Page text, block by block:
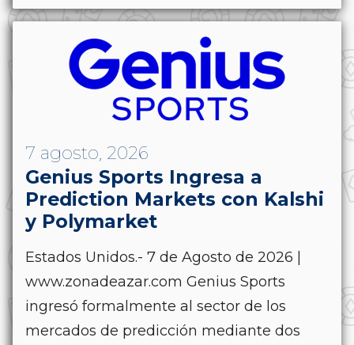
7 agosto, 2026
Genius Sports Ingresa a
Prediction Markets con Kalshi
y Polymarket
Estados Unidos.- 7 de Agosto de 2026 |
www.zonadeazar.com Genius Sports
ingresó formalmente al sector de los
mercados de predicción mediante dos